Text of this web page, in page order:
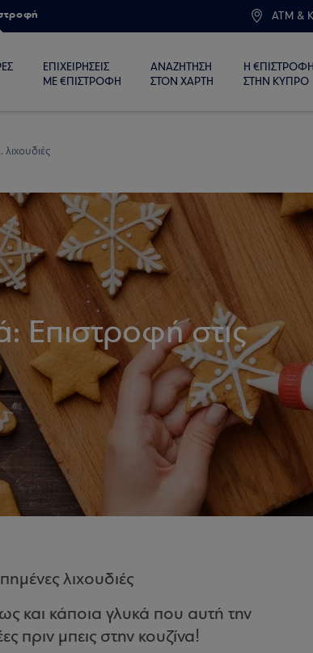
ATM &
ΕΠΙΧΕΙΡΗΣΕΙΣ
ΜΕ €ΠΙΣΤΡΟΦΗ
ΑΝΑΖΗΤΗΣΗ
ΣΤΟΝ ΧΑΡΤΗ
Η €ΠΙΣΤΡΟΦΗ
ΣΤΗΝ ΚΥΠΡΟ
λιχουδιές
Επιστροφή στις
λιχουδιές
και κάποια γλυκά που αυτή την
πριν μπεις στην κουζίνα!